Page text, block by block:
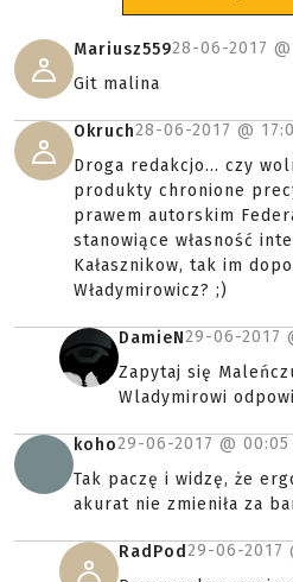
Mariusz55928-06-2017 @
Git malina
Okruch28-06-2017 @
Droga redakcjo... czy
produkty chronione
prawem autorskim
stanowiące własność
Kałasznikow, tak im
Władymirowicz? ;)
DamieN29-06-2017
Zapytaj się
Wladymirowi
koho29-06-2017 @ 00:05
Tak paczę i widzę, że
akurat nie zmieniła za
RadPod29-06-2017